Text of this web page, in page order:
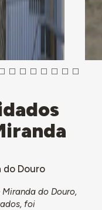
do Douro
do Douro,
foi